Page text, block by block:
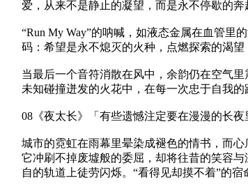
爱，从来不是静止的凝望，而是永不停歇的奔
“Run My Way”的呐喊，如液态金属在血管里
码：希望是永不熄灭的火种，点燃探索的渴
当最后一个音符消散在风中，余韵仍在空气
未知碰撞迸发的火花中，在每一次忠于自我的
08《夜太长》「有些遗憾注定要在漫漫的长夜
城市的霓虹在雨幕里晕染成褪色的情书，而
它冲刷不掉废墟般的委屈，却将往昔的笑容
自的轨道上徒劳闪烁。“看得见却摸不着”的